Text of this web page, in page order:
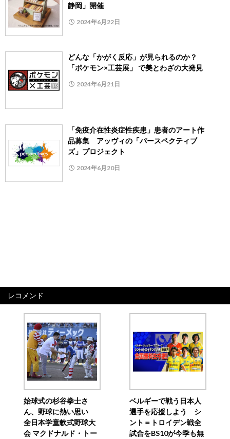
静岡」開催
2024年6月22日
どんな「かがく反応」が見られるのか？
「ポケモン×工芸展」 で美とわざの大発見
2024年6月21日
「免疫介在性炎症性疾患」患者のアート作
品募集 アッヴィの「パースペクティブ
ズ」プロジェクト
2024年6月20日
レコメンド
始球式の杉谷拳士さ
ん、野球に熱い思い
全日本学童軟式野球大
会 マクドナルド・トー
ベルギーで戦う日本人
選手を応援しよう シ
ント＝トロイデン戦全
試合をBS10が今季も無